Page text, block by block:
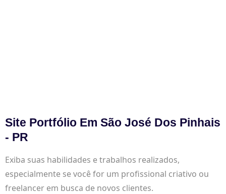
Site Portfólio Em São José Dos Pinhais
- PR
Exiba suas habilidades e trabalhos realizados,
especialmente se você for um profissional criativo ou
freelancer em busca de novos clientes.